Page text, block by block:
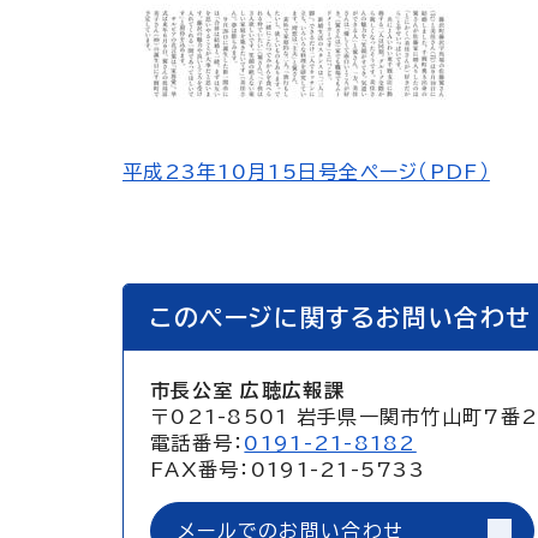
平成23年10月15日号全ページ（PDF）
このページに関するお問い合わせ
市長公室 広聴広報課
〒021-8501 岩手県一関市竹山町7番
電話番号： 0191-21-8182
FAX番号：0191-21-5733
メールでのお問い合わせ